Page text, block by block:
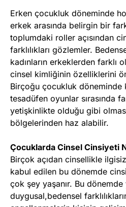
Erken çocukluk döneminde
erkek arasında belirgin bir
toplumdaki roller açısından
farklılıkları gözlemler.
kadınların erkeklerden farklı
cinsel kimliğinin özelliklerini
Birçoğu çocukluk döneminde
tesadüfen oyunlar sırasında
yetişkinlikte olduğu gibi
bölgelerinden haz alabilir.
Çocuklarda Cinsel Cinsiyeti
Birçok açıdan cinsellikle
kabul edilen bu dönemde
çok şey yaşanır. Bu dönemde
duygusal,bedensel